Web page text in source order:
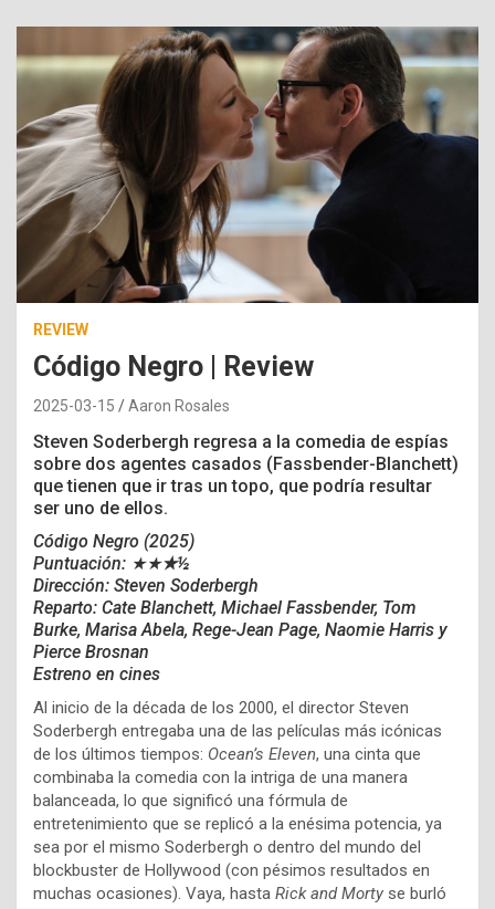
REVIEW
Código Negro | Review
2025-03-15 Aaron Rosales
Steven Soderbergh regresa a la comedia de espías
sobre dos agentes casados (Fassbender-Blanchett)
​​que tienen que ir tras un topo, que podría resultar
ser uno de ellos.
Código Negro (2025)
Puntuación: ★★★½
Dirección: Steven Soderbergh
Reparto: Cate Blanchett, Michael Fassbender, Tom
Burke, Marisa Abela, Rege-Jean Page, Naomie Harris y
Pierce Brosnan
Estreno en cines
Al inicio de la década de los 2000, el director Steven
Soderbergh entregaba una de las películas más icónicas
de los últimos tiempos: Ocean’s Eleven, una cinta que
combinaba la comedia con la intriga de una manera
balanceada, lo que significó una fórmula de
entretenimiento que se replicó a la enésima potencia, ya
sea por el mismo Soderbergh o dentro del mundo del
blockbuster de Hollywood (con pésimos resultados en
muchas ocasiones). Vaya, hasta Rick and Morty se burló